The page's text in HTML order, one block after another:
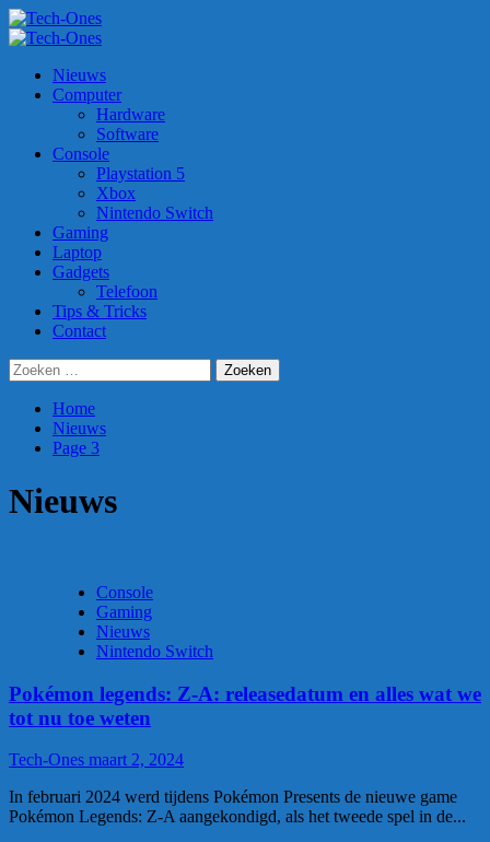
Ga
naar
inhoud
Primair
Nieuws
Computer
Hardware
Software
Console
Playstation 5
Xbox
Nintendo Switch
Gaming
Laptop
Gadgets
Telefoon
Tips & Tricks
Contact
Zoeken
naar:
Home
Nieuws
Page 3
Nieuws
Console
Gaming
Nieuws
Nintendo Switch
Pokémon legends: Z-A: releasedatum en alles wat we
tot nu toe weten
Tech-Ones maart 2, 2024
In februari 2024 werd tijdens Pokémon Presents de nieuwe game
Pokémon Legends: Z-A aangekondigd, als het tweede spel in de...